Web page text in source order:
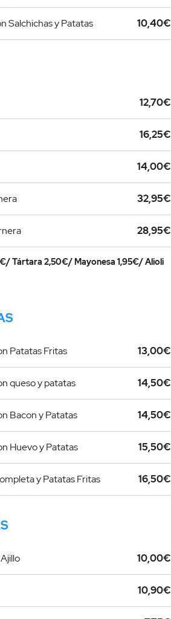
Salchichas y Patatas 10,40€
12,70€
16,25€
14,00€
32,95€
28,95€
Tártara 2,50€/ Mayonesa 1,95€/ Alioli
Patatas Fritas 13,00€
queso y patatas 14,50€
Bacon y Patatas 14,50€
Huevo y Patatas 15,50€
y Patatas Fritas 16,50€
10,00€
10,90€